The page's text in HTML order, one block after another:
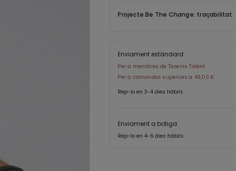
Projecte Be The Change: traçabilitat
Enviament estàndard
Per a membres de Tezenis Talent
Per a comandes superiors a 49,00 €
Rep-lo en 3-4 dies hàbils
Enviament a botiga
Rep-lo en 4-6 dies hàbils